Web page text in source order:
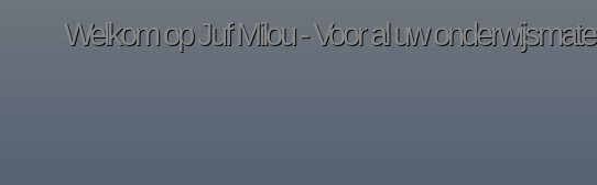
Welkom op Juf Milou - Voor al uw